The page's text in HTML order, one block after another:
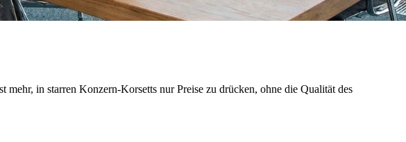
in starren Konzern-Korsetts nur Preise zu drücken, ohne die Qualität des